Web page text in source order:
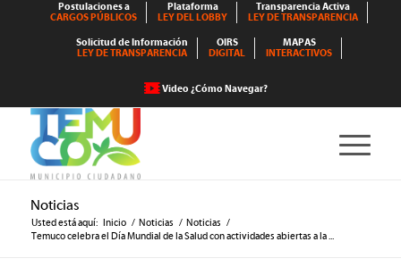
Postulaciones a
CARGOS PÚBLICOS
Plataforma
LEY DEL LOBBY
Transparencia Activa
LEY DE TRANSPARENCIA
Solicitud de Información
LEY DE TRANSPARENCIA
OIRS
DIGITAL
MAPAS
INTERACTIVOS
Video ¿Cómo Navegar?
Noticias
Usted está aquí: Inicio / Noticias / Noticias /
Temuco celebra el Día Mundial de la Salud con actividades abiertas a la ...